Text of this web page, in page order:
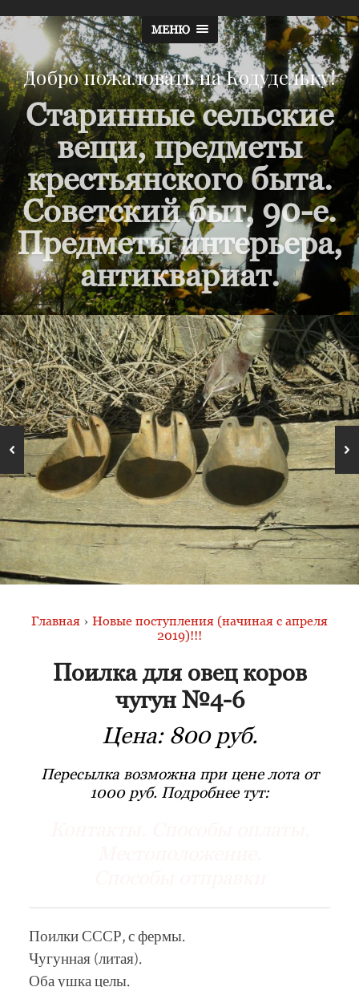
МЕНЮ
Добро пожаловать на Кодудельку!
Старинные сельские
вещи, предметы
крестьянского быта.
Советский быт, 90-е.
Предметы интерьера,
антиквариат.
Главная › Новые поступления (начиная с апреля
2019)!!!
Поилка для овец коров
чугун №4-6
Цена: 800 руб.
Пересылка возможна при цене лота от
1000 руб. Подробнее тут:
Поилки СССР, с фермы.
Чугунная (литая).
Оба ушка целы.